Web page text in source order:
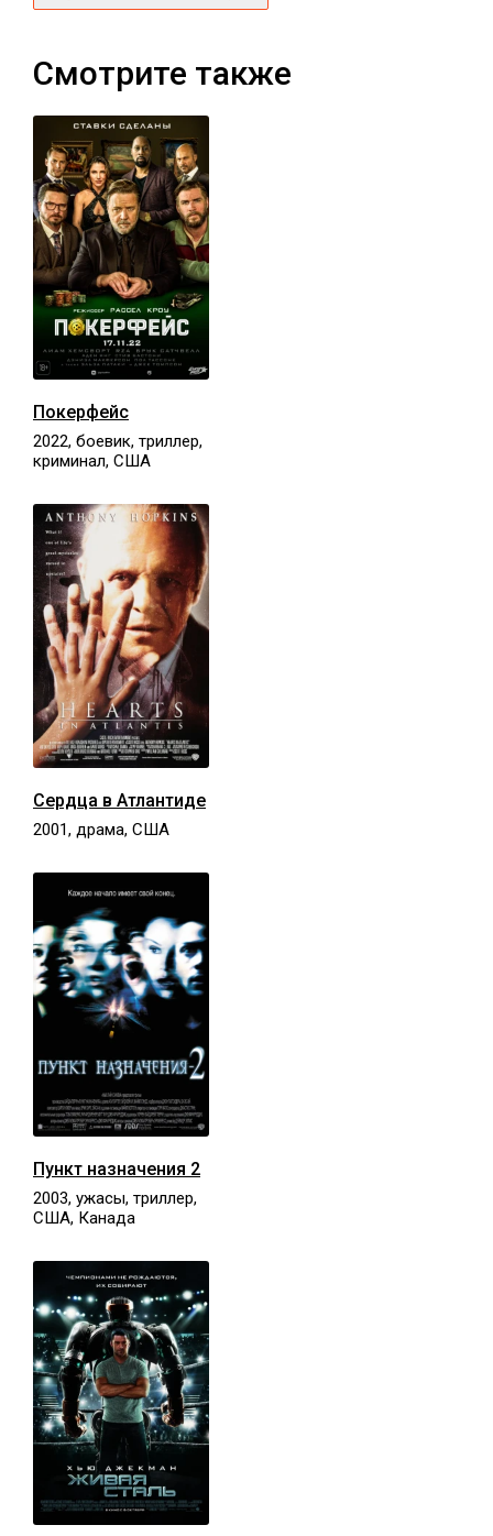
Смотрите также
Покерфейс
2022, боевик, триллер,
криминал, США
Сердца в Атлантиде
2001, драма, США
Пункт назначения 2
2003, ужасы, триллер,
США, Канада